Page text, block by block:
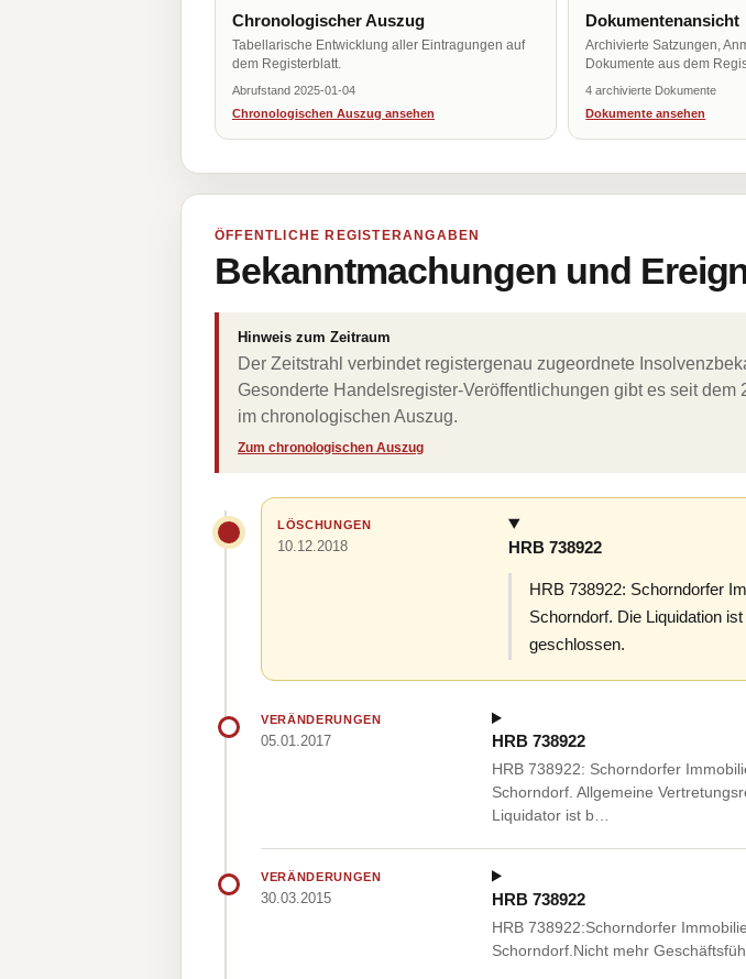
Chronologischer Auszug
Tabellarische Entwicklung aller Eintragungen auf
dem Registerblatt.
Abrufstand 2025-01-04
Chronologischen Auszug ansehen
Dokumentenansicht
Archivierte Satzungen,
Dokumente aus dem
4 archivierte Dokumente
Dokumente ansehen
ÖFFENTLICHE REGISTERANGABEN
Bekanntmachungen und
Hinweis zum Zeitraum
Der Zeitstrahl verbindet registergenau zugeordnete
Gesonderte Handelsregister-Veröffentlichungen gibt es seit
im chronologischen Auszug.
Zum chronologischen Auszug
LÖSCHUNGEN
10.12.2018 HRB 738922
HRB 738922: Schorndorfer
Schorndorf. Die Liquidation
geschlossen.
VERÄNDERUNGEN
05.01.2017 HRB 738922
HRB 738922: Schorndorfer
Schorndorf. Allgemeine
Liquidator ist b…
VERÄNDERUNGEN
30.03.2015 HRB 738922
HRB 738922:Schorndorfer
Schorndorf.Nicht mehr